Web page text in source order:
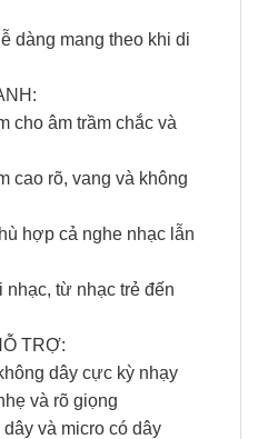
dàng mang theo khi di
cho âm trầm chắc và
cao rõ, vang và không
hợp cả nghe nhạc lẫn
từ nhạc trẻ đến
TRỢ:
dây cực kỳ nhạy
và rõ giọng
và micro có dây